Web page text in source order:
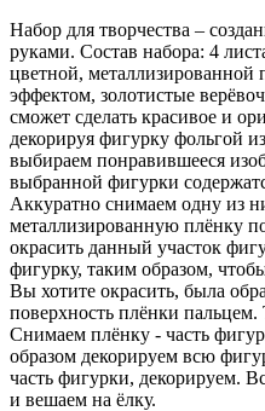
Набор для творчества –
руками. Состав набора: 4
цветной, металлизированной
эффектом, золотистые
сможет сделать красивое и
декорируя фигурку фольгой
выбираем понравившееся
выбранной фигурки
Аккуратно снимаем одну из
металлизированную плёнку
окрасить данный участок
фигурку, таким образом,
Вы хотите окрасить, была
поверхность плёнки пальцем.
Снимаем плёнку - часть
образом декорируем всю
часть фигурки, декорируем.
и вешаем на ёлку.